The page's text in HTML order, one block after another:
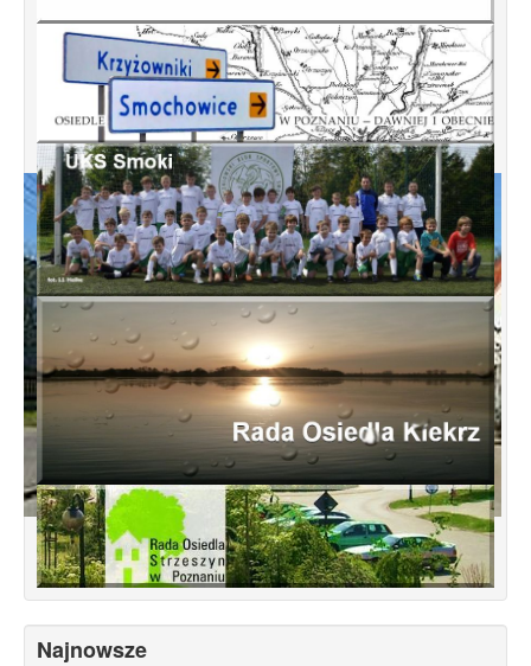
Koncepcja przebudowy ulic Leśnowolskiej
i Łagowskiej
Najnowsze